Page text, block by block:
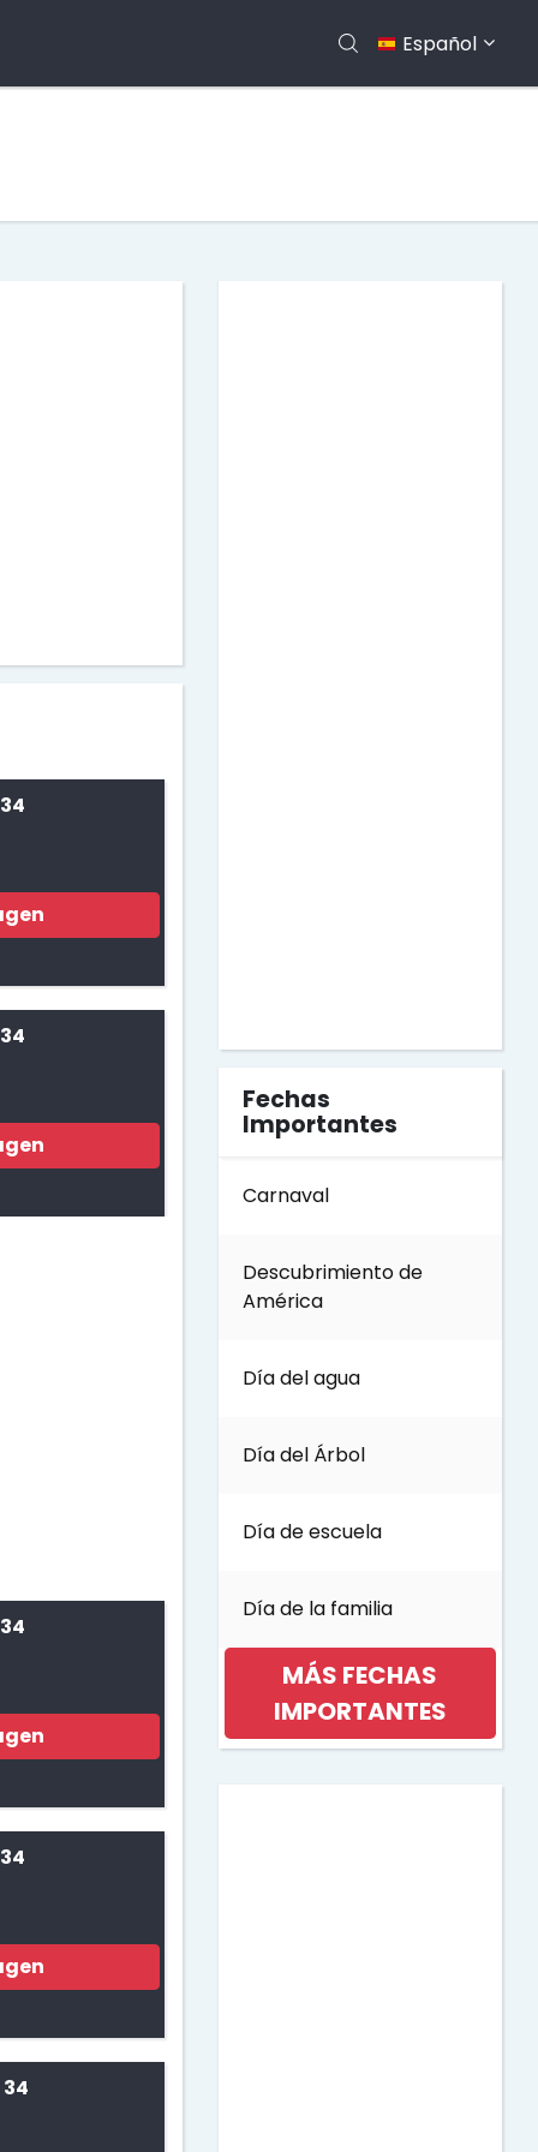
Español
Fechas
Importantes
Carnaval
Descubrimiento de
América
Día del agua
Día del Árbol
Día de escuela
Día de la familia
MÁS FECHAS
IMPORTANTES